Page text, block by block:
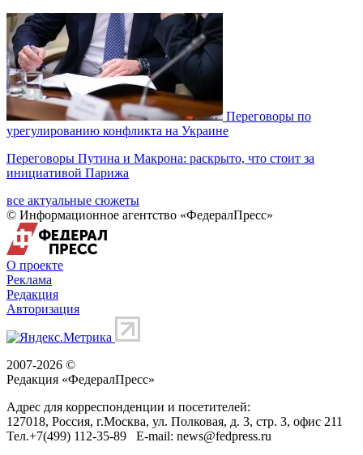
Переговоры по
урегулированию конфликта на Украине
Переговоры Путина и Макрона: раскрыто, что стоит за
инициативой Парижа
все актуальные сюжеты
© Информационное агентство «ФедералПресс»
О проекте
Реклама
Редакция
Авторизация
2007-2026 ©
Редакция «ФедералПресс»
Адрес для корреспонденции и посетителей:
127018, Россия, г.Москва, ул. Полковая, д. 3, стр. 3, офис 211
Тел.+7(499) 112-35-89 E-mail: news@fedpress.ru